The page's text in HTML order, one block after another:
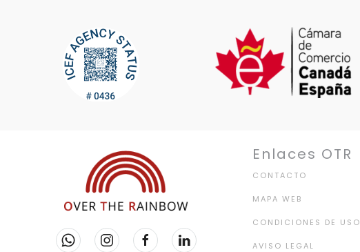
Enlaces OTR
CONTACTO
MAPA WEB
CONDICIONES DE USO
AVISO LEGAL